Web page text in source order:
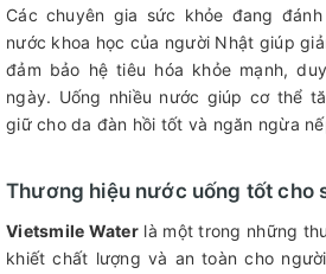
Các chuyên gia sức khỏe đang
nước khoa học của người Nhật giúp
đảm bảo hệ tiêu hóa khỏe mạnh,
ngày. Uống nhiều nước giúp cơ thể
giữ cho da đàn hồi tốt và ngăn ngừa
Thương hiệu nước uống tốt cho
Vietsmile Waterlà một trong những
khiết chất lượng và an toàn cho